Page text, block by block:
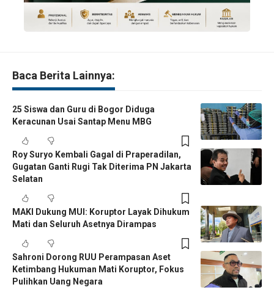
Baca Berita Lainnya:
25 Siswa dan Guru di Bogor Diduga
Keracunan Usai Santap Menu MBG
Roy Suryo Kembali Gagal di Praperadilan,
Gugatan Ganti Rugi Tak Diterima PN Jakarta
Selatan
MAKI Dukung MUI: Koruptor Layak Dihukum
Mati dan Seluruh Asetnya Dirampas
Sahroni Dorong RUU Perampasan Aset
Ketimbang Hukuman Mati Koruptor, Fokus
Pulihkan Uang Negara